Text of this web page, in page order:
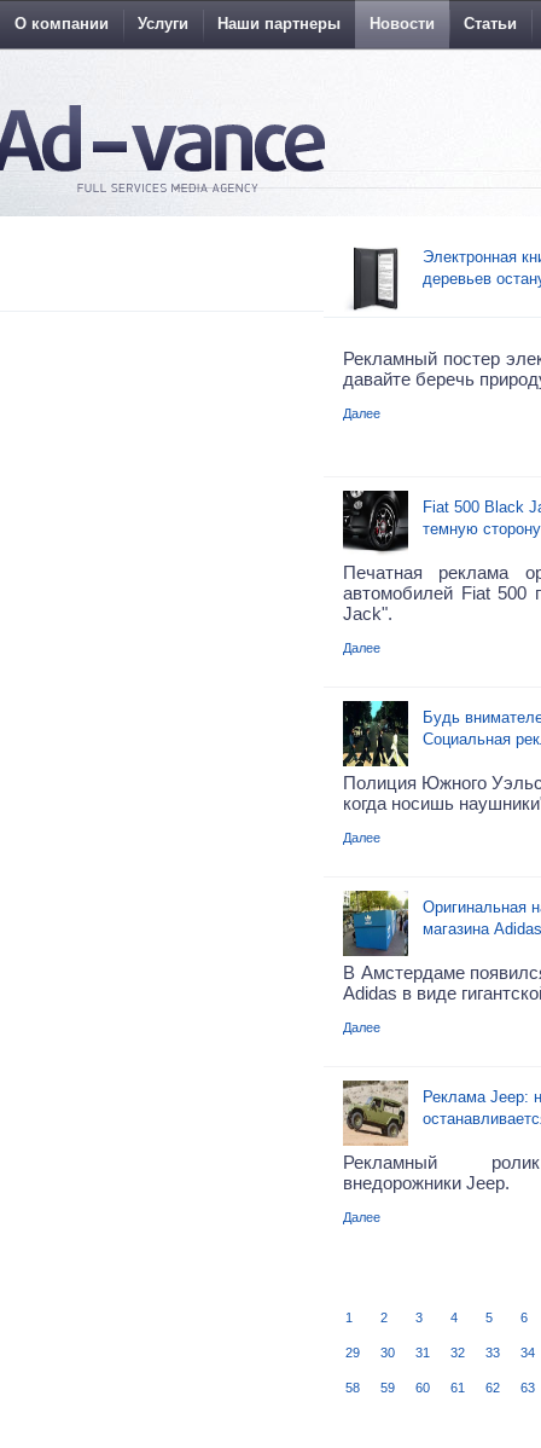
О компании Услуги Наши партнеры Новости Статьи
Электронная
деревьев
Рекламный постер
давайте беречь
Далее
Fiat 500 Black
темную
Печатная реклама
автомобилей Fiat 500
Jack".
Далее
Будь
Социальная
Полиция Южного
когда носишь
Далее
Оригинальная
магазина
В Амстердаме
Adidas в виде
Далее
Реклама Jeep:
Рекламный
внедорожники Jeep.
Далее
1 2 3 4 5 6
29 30 31 32 33 34
58 59 60 61 62 63